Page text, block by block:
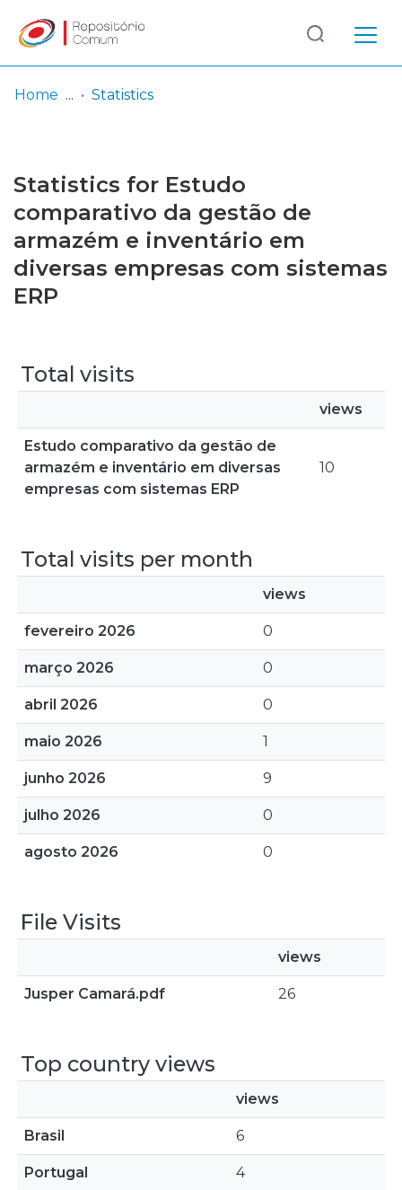
Browse repository
Entities
Log
In
(current)
Home Statistics
Statistics for Estudo
comparativo da gestão de
armazém e inventário em
diversas empresas com sistemas
ERP
Total visits
views
Estudo comparativo da gestão de
armazém e inventário em diversas
empresas com sistemas ERP
10
Total visits per month
views
fevereiro 2026 0
março 2026 0
abril 2026 0
maio 2026 1
junho 2026 9
julho 2026 0
agosto 2026 0
File Visits
views
Jusper Camará.pdf 26
Top country views
views
Brasil 6
Portugal 4